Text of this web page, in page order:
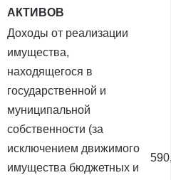
АКТИВОВ
Доходы от реализации
имущества,
находящегося в
государственной и
муниципальной
собственности (за
исключением движимого
имущества бюджетных и